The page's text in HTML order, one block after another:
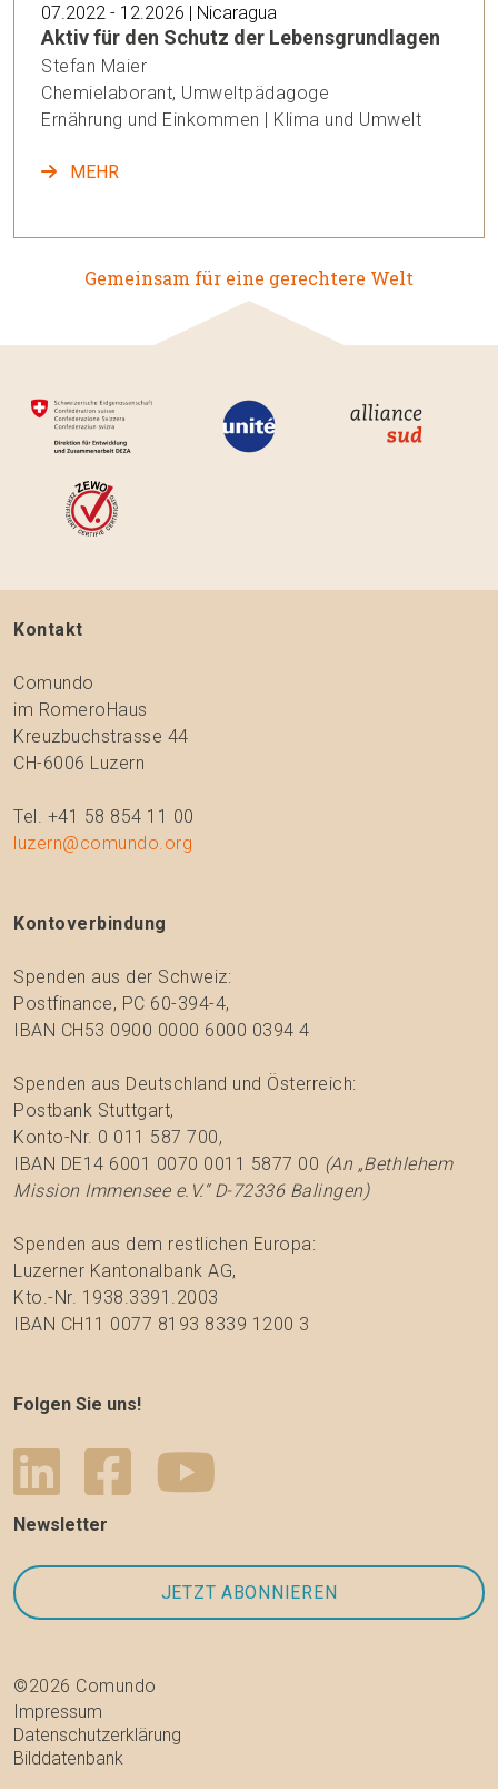
07.2022 - 12.2026 | Nicaragua
Aktiv für den Schutz der Lebensgrundlagen
Stefan Maier
Chemielaborant, Umweltpädagoge
Ernährung und Einkommen | Klima und Umwelt
MEHR
Gemeinsam für eine gerechtere Welt
Kontakt
Comundo
im RomeroHaus
Kreuzbuchstrasse 44
CH-6006 Luzern
Tel. +41 58 854 11 00
luzern@comundo.org
Kontoverbindung
Spenden aus der Schweiz:
Postfinance, PC 60-394-4,
IBAN CH53 0900 0000 6000 0394 4
Spenden aus Deutschland und Österreich:
Postbank Stuttgart,
Konto-Nr. 0 011 587 700,
IBAN DE14 6001 0070 0011 5877 00 (An „Bethlehem
Mission Immensee e.V.“ D-72336 Balingen)
Spenden aus dem restlichen Europa:
Luzerner Kantonalbank AG,
Kto.-Nr. 1938.3391.2003
IBAN CH11 0077 8193 8339 1200 3
Folgen Sie uns!
Newsletter
©2026 Comundo
Impressum
Datenschutzerklärung
Bilddatenbank